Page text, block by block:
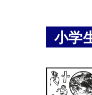
小学